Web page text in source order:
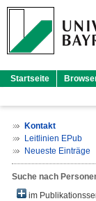
Startseite
Kontakt
Leitlinien EPub
Neueste Einträge
Suche nach
im